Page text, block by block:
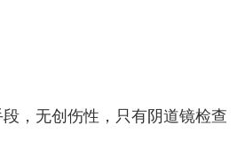
，无创伤性，只有阴道镜检查